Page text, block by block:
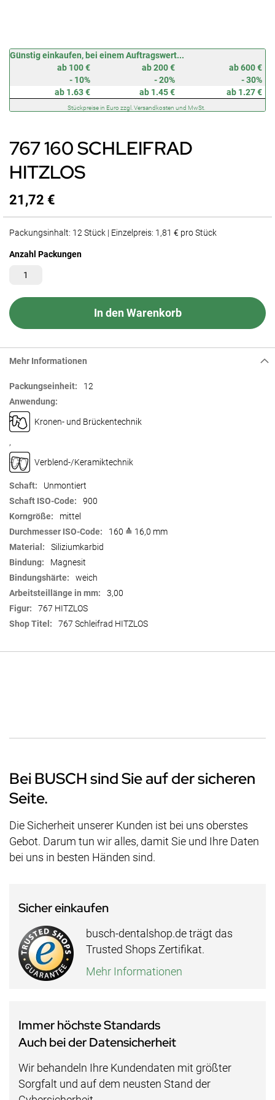
Günstig einkaufen, bei einem Auftragswert...
ab 100 €
ab 200 €
ab 600 €
- 10%
- 20%
- 30%
ab 1.63 €
ab 1.45 € ab 1.27 €
Stückpreise in Euro zzgl. Versandkosten und MwSt.
767 160 SCHLEIFRAD
HITZLOS
21,72 €
Packungsinhalt: 12 Stück | Einzelpreis: 1,81 € pro Stück
Anzahl Packungen
In den Warenkorb
Zum
Anfang
springen
Mehr Informationen
Mehr
Informationen
12
Kronen- und Brückentechnik
,
Verblend-/Keramiktechnik
Unmontiert
900
mittel
160 ≙ 16,0 mm
Siliziumkarbid
Magnesit
weich
3,00
767 HITZLOS
767 Schleifrad HITZLOS
Bei BUSCH sind Sie auf der sicheren
Seite.
Die Sicherheit unserer Kunden ist bei uns oberstes
Gebot. Darum tun wir alles, damit Sie und Ihre Daten
bei uns in besten Händen sind.
Sicher einkaufen
busch-dentalshop.de trägt das
Trusted Shops Zertifikat.
Mehr Informationen
Immer höchste Standards
Auch bei der Datensicherheit
Wir behandeln Ihre Kundendaten mit größter
Sorgfalt und auf dem neusten Stand der